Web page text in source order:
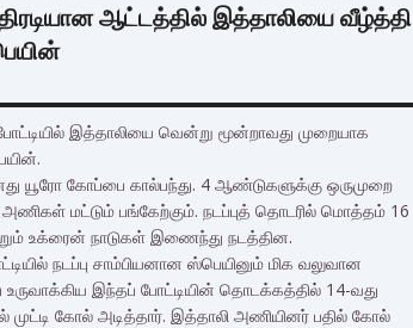
ஆட்டத்தில் இத்தாலியை வீழ்த்தி
இத்தாலியை வென்று மூன்றாவது முறையாக
யூரோ கோப்பை கால்பந்து. 4 ஆண்டுகளுக்கு ஒருமுறை
மட்டும் பங்கேற்கும். நடப்புத் தொடரில் மொத்தம் 16
உக்ரைன் நாடுகள் இணைந்து நடத்தின.
நடப்பு சாம்பியனான ஸ்பெயினும் மிக வலுவான
உருவாக்கிய இந்தப் போட்டியின் தொடக்கத்தில் 14-வது
முட்டி கோல் அடித்தார். இத்தாலி அணியினர் பதில் கோல்